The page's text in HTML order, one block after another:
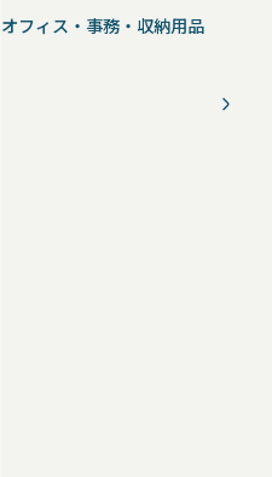
オフィス・事務・収納用品